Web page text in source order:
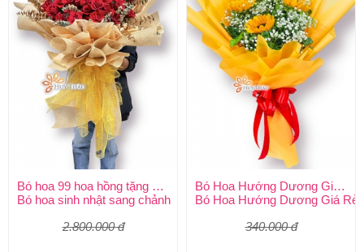
Bó hoa 99 hoa hồng tặng sinh nhật
Bó hoa sinh nhật sang chảnh
2.800.000 đ
Bó Hoa Hướng Dương Giá Rẻ
Bó Hoa Hướng Dương Giá Rẻ
340.000 đ